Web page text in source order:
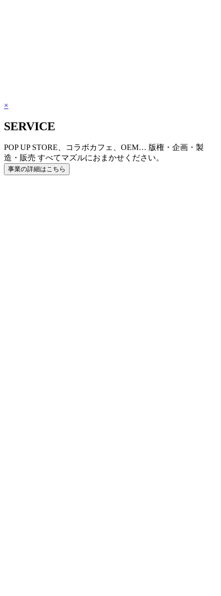
×
SERVICE
POP UP STORE、コラボカフェ、OEM… 版権・企画・製
造・販売 すべてマズルにおまかせください。
事業の詳細はこちら